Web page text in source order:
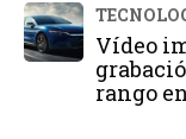
Vídeo
rango